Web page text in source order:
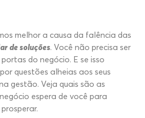
melhor a causa da falência das
de soluções. Você não precisa ser
do negócio. E se isso
questões alheias aos seus
gestão. Veja quais são as
espera de você para